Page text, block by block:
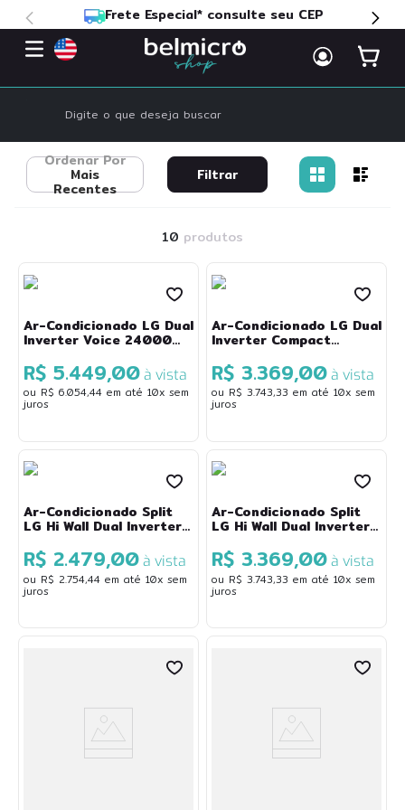
Frete Especial* consulte seu CEP
Ordenar Por
Mais
Recentes
Filtrar
10 produtos
Ar-Condicionado LG Dual
Inverter Voice 24000
Q24K231E
R$ 5.449,00 à vista
ou R$ 6.054,44em até 10x sem
juros
Ar-Condicionado LG Dual
Inverter Compact
Monofásico Branco S3-
Q18KLQAL
R$ 3.369,00 à vista
ou R$ 3.743,33 em até 10x sem
juros
Ar-Condicionado Split
LG Hi Wall Dual Inverter
Frio Monofásico Branco
S3-Q12JA31L
R$ 2.479,00 à vista
ou R$ 2.754,44em até 10x sem
juros
Ar-Condicionado Split
LG Hi Wall Dual Inverter
Frio Monofásico Branco
S3-Q18KL31C
R$ 3.369,00 à vista
ou R$ 3.743,33 em até 10x sem
juros
TERMOS MAIS BUSCADOS
3
freezer
frigobar
7
mala
ssd
10
cadeira presidente